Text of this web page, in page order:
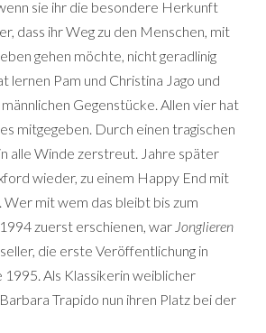
sie ihr die besondere Herkunft
dass ihr Weg zu den Menschen, mit
gehen möchte, nicht geradlinig
lernen Pam und Christina Jago und
Gegenstücke. Allen vier hat
mitgegeben. Durch einen tragischen
alle Winde zerstreut. Jahre später
wieder, zu einem Happy End mit
Wer mit wem das bleibt bis zum
zuerst erschienen, war Jonglieren
die erste Veröffentlichung in
Als Klassikerin weiblicher
Trapido nun ihren Platz bei der